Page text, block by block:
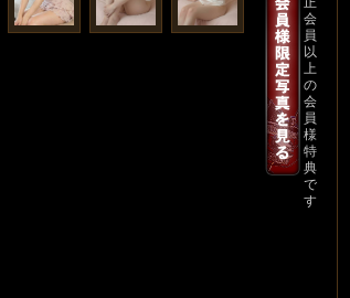
会
員
以
上
の
会
員
様
特
典
で
す